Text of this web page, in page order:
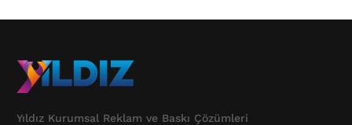
Yıldız Kurumsal Reklam ve Baskı Çözümleri